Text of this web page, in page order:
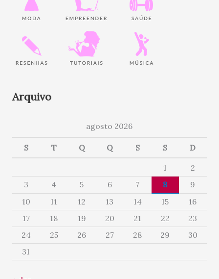
Arquivo
agosto 2026
S T Q Q S S D
1
2
3
4 5 6 7 8
9
10
11 12 13 14 15
16
17
18 19 20 21 22
23
24
25 26 27 28 29
30
31